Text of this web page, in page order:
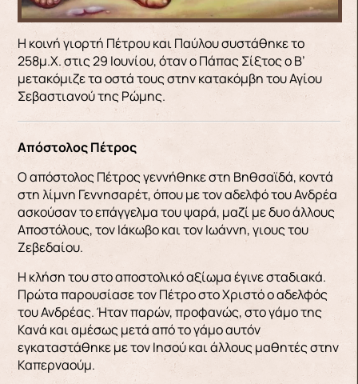
Η κοινή γιορτή Πέτρου και Παύλου συστάθηκε το
258μ.Χ. στις 29 Ιουνίου, όταν ο Πάπας Σίξτος ο Β’
μετακόμιζε τα οστά τους στην κατακόμβη του Αγίου
Σεβαστιανού της Ρώμης.
Απόστολος Πέτρος
Ο απόστολος Πέτρος γεννήθηκε στη Βηθσαϊδά, κοντά
στη λίμνη Γεννησαρέτ, όπου με τον αδελφό του Ανδρέα
ασκούσαν το επάγγελμα του ψαρά, μαζί με δυο άλλους
Αποστόλους, τον Ιάκωβο και τον Ιωάννη, γιους του
Ζεβεδαίου.
Η κλήση του στο αποστολικό αξίωμα έγινε σταδιακά.
Πρώτα παρουσίασε τον Πέτρο στο Χριστό ο αδελφός
του Ανδρέας. Ήταν παρών, προφανώς, στο γάμο της
Κανά και αμέσως μετά από το γάμο αυτόν
εγκαταστάθηκε με τον Ιησού και άλλους μαθητές στην
Καπερναούμ.